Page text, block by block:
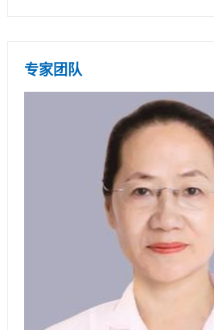
专家团队